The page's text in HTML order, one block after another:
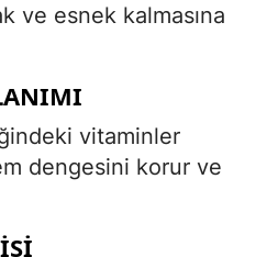
ve esnek kalmasına
vitaminler
dengesini korur ve